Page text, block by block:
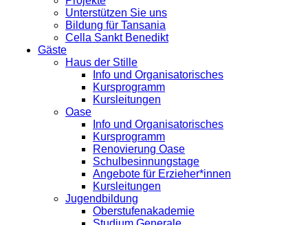
Unterstützen Sie uns
Bildung für Tansania
Cella Sankt Benedikt
Gäste
Haus der Stille
Info und Organisatorisches
Kursprogramm
Kursleitungen
Oase
Info und Organisatorisches
Kursprogramm
Renovierung Oase
Schulbesinnungstage
Angebote für Erzieher*innen
Kursleitungen
Jugendbildung
Oberstufenakademie